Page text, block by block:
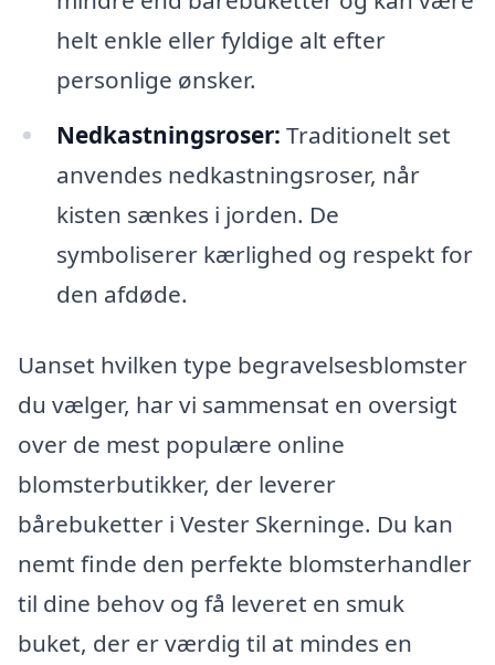
helt enkle eller fyldige alt efter
personlige ønsker.
Nedkastningsroser: Traditionelt set
anvendes nedkastningsroser, når
kisten sænkes i jorden. De
symboliserer kærlighed og respekt for
den afdøde.
Uanset hvilken type begravelsesblomster
du vælger, har vi sammensat en oversigt
over de mest populære online
blomsterbutikker, der leverer
bårebuketter i Vester Skerninge. Du kan
nemt finde den perfekte blomsterhandler
til dine behov og få leveret en smuk
buket, der er værdig til at mindes en